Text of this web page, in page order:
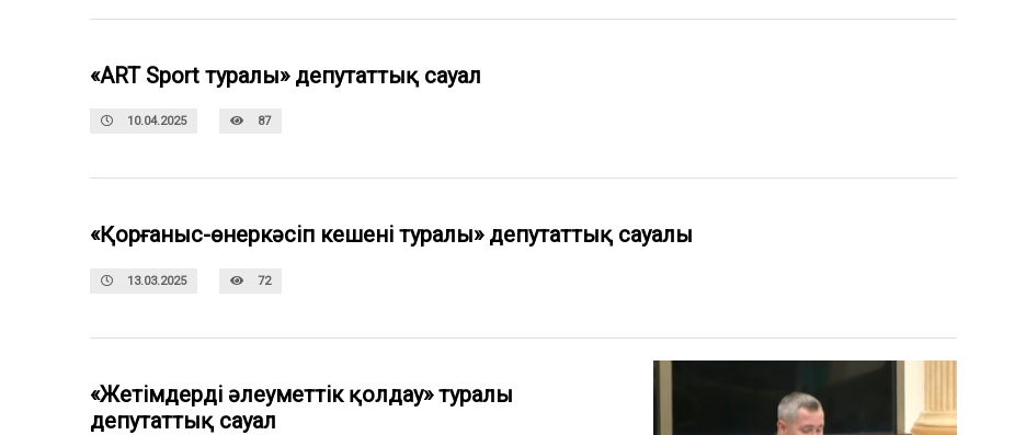
«ART Sport туралы» депутаттық сауал
10.04.2025 87
«Қорғаныс-өнеркәсіп кешені туралы» депутаттық сауалы
13.03.2025 72
«Жетімдерді әлеуметтік қолдау» туралы
депутаттық сауал